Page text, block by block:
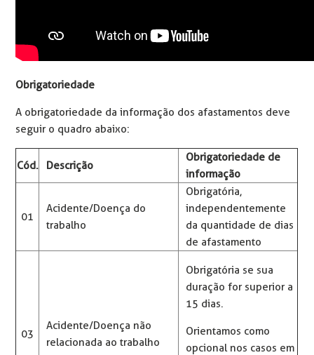
Obrigatoriedade
A obrigatoriedade da informação dos afastamentos deve
seguir o quadro abaixo:
Cód. Descrição
Obrigatoriedade de
informação
01
Acidente/Doença do
trabalho
Obrigatória,
independentemente
da quantidade de dias
de afastamento
03
Acidente/Doença não
relacionada ao trabalho
Obrigatória se sua
duração for superior a
15 dias.
Orientamos como
opcional nos casos em